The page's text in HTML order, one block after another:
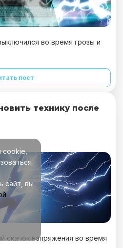
во время грозы и
пост
технику после
скачок напряжения во время
cookie,
сайт, вы